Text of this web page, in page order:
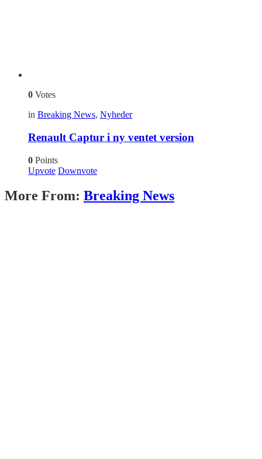
0 Votes
in Breaking News, Nyheder
Renault Captur i ny ventet version
0 Points
Upvote Downvote
More From: Breaking News